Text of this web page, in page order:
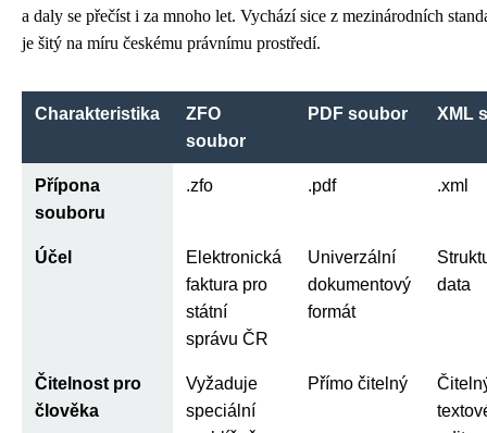
a daly se přečíst i za mnoho let. Vychází sice z mezinárodních
je šitý na míru českému právnímu prostředí.
Charakteristika
ZFO
soubor
PDF soubor XML
Přípona
souboru
.zfo .pdf .xml
Účel
Elektronická
faktura pro
státní
správu ČR
Univerzální
dokumentový
formát
data
Čitelnost pro
člověka
Vyžaduje
speciální
Přímo čitelný